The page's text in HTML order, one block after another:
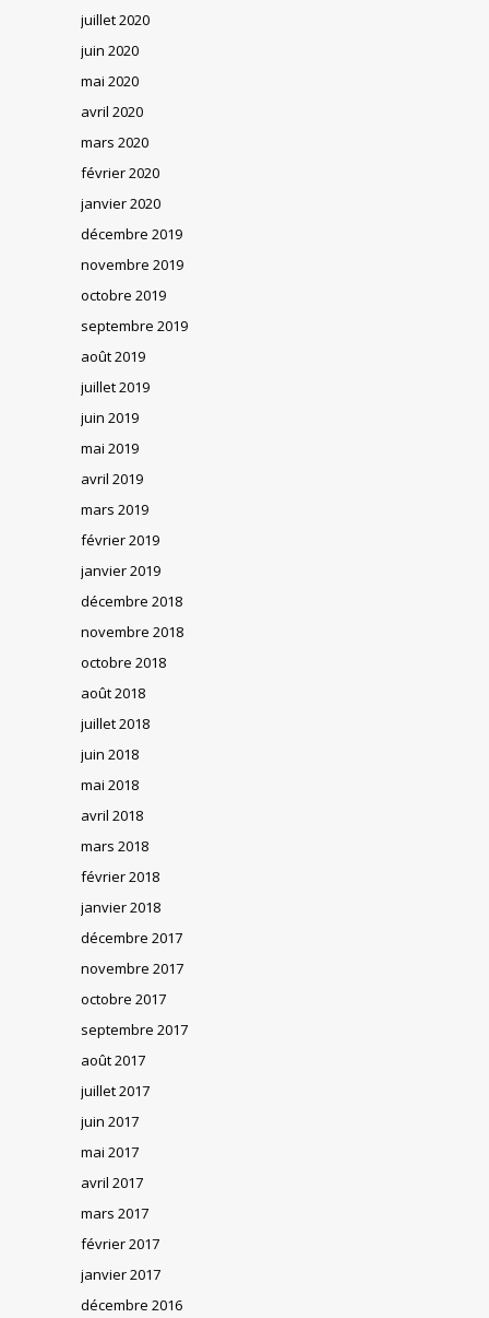
juillet 2020
juin 2020
mai 2020
avril 2020
mars 2020
février 2020
janvier 2020
décembre 2019
novembre 2019
octobre 2019
septembre 2019
août 2019
juillet 2019
juin 2019
mai 2019
avril 2019
mars 2019
février 2019
janvier 2019
décembre 2018
novembre 2018
octobre 2018
août 2018
juillet 2018
juin 2018
mai 2018
avril 2018
mars 2018
février 2018
janvier 2018
décembre 2017
novembre 2017
octobre 2017
septembre 2017
août 2017
juillet 2017
juin 2017
mai 2017
avril 2017
mars 2017
février 2017
janvier 2017
décembre 2016